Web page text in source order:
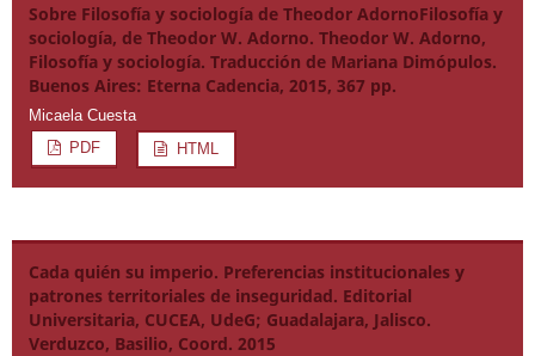
Sobre Filosofía y sociología de Theodor AdornoFilosofía y
sociología, de Theodor W. Adorno. Theodor W. Adorno,
Filosofía y sociología. Traducción de Mariana Dimópulos.
Buenos Aires: Eterna Cadencia, 2015, 367 pp.
Micaela Cuesta
PDF
HTML
Cada quién su imperio. Preferencias institucionales y
patrones territoriales de inseguridad. Editorial
Universitaria, CUCEA, UdeG; Guadalajara, Jalisco.
Verduzco, Basilio, Coord. 2015